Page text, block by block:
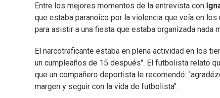
Entre los mejores momentos de la entrevista con
que estaba paranoico por la violencia que veía en
para asistir a una fiesta que estaba organizada nada
El narcotraficante estaba en plena actividad en los
un cumpleaños de 15 después". El futbolista relató
que un compañero deportista le recomendó:
margen y seguir con la vida de futbolista".